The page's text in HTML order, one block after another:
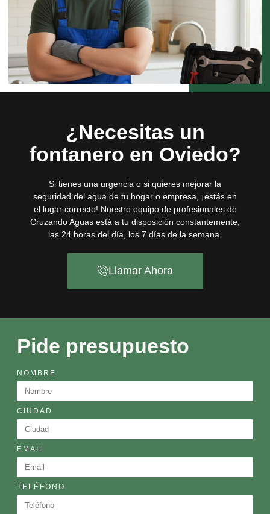
¿Necesitas un
fontanero en Oviedo?
Si tienes una urgencia o si quieres mejorar la
seguridad del agua de tu hogar o empresa, ¡estás en
el lugar correcto! Nuestro equipo de profesionales de
Cruzando Aguas está a tu disposición constantemente,
las 24 horas del día, los 7 días de la semana.
Llamar Ahora
Pide presupuesto
NOMBRE
CIUDAD
EMAIL
TELÉFONO